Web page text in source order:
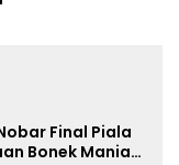
Final Piala
Bonek Mania